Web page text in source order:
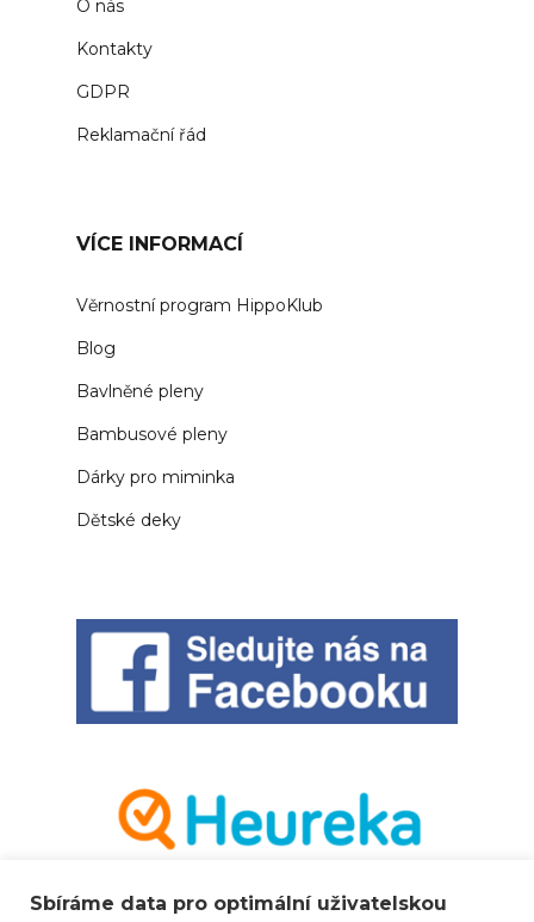
O nás
Kontakty
GDPR
Reklamační řád
VÍCE INFORMACÍ
Věrnostní program HippoKlub
Blog
Bavlněné pleny
Bambusové pleny
Dárky pro miminka
Dětské deky
Sbíráme data pro optimální uživatelskou